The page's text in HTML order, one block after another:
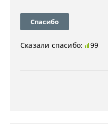
Спасибо
Сказали спасибо: 99